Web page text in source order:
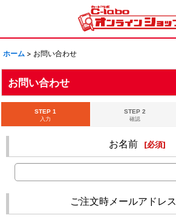
ホーム > お問い合わせ
お問い合わせ
STEP 1
入力
STEP 2
確認
お名前 [必須]
ご注文時メールアドレス